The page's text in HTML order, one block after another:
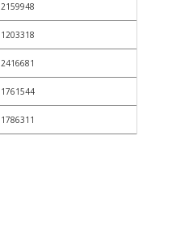
2159948
1203318
2416681
1761544
1786311